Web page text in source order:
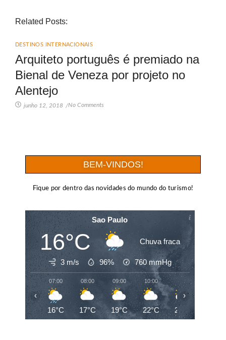
Related Posts:
DESTINOS INTERNACIONAIS
Arquiteto português é premiado na
Bienal de Veneza por projeto no
Alentejo
junho 12, 2018 /No Comments
BEM-VINDOS!
Fique por dentro das novidades do mundo do turismo!
Sao Paulo
16°C Chuva fraca
3 m/s 96% 760mmHg
07:00
16°C
08:00
17°C
09:00
19°C
10:00
22°C
11:00
24°C
‹ ›